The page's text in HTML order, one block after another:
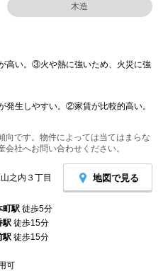
木造
い。③火や熱に強いため、火災に強
生しやすい。②家賃が比較的高い。
です。物件によっては当てはまらな
社へお問い合わせください。
之内３丁目 地図で見る
町駅 徒歩5分
駅 徒歩15分
駅 徒歩15分
可